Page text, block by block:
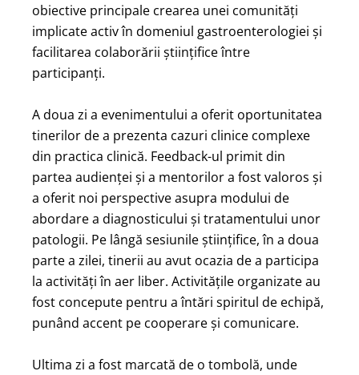
obiective principale crearea unei comunități
implicate activ în domeniul gastroenterologiei și
facilitarea colaborării științifice între
participanți.
A doua zi a evenimentului a oferit oportunitatea
tinerilor de a prezenta cazuri clinice complexe
din practica clinică. Feedback-ul primit din
partea audienței și a mentorilor a fost valoros și
a oferit noi perspective asupra modului de
abordare a diagnosticului și tratamentului unor
patologii. Pe lângă sesiunile științifice, în a doua
parte a zilei, tinerii au avut ocazia de a participa
la activități în aer liber. Activitățile organizate au
fost concepute pentru a întări spiritul de echipă,
punând accent pe cooperare și comunicare.
Ultima zi a fost marcată de o tombolă, unde